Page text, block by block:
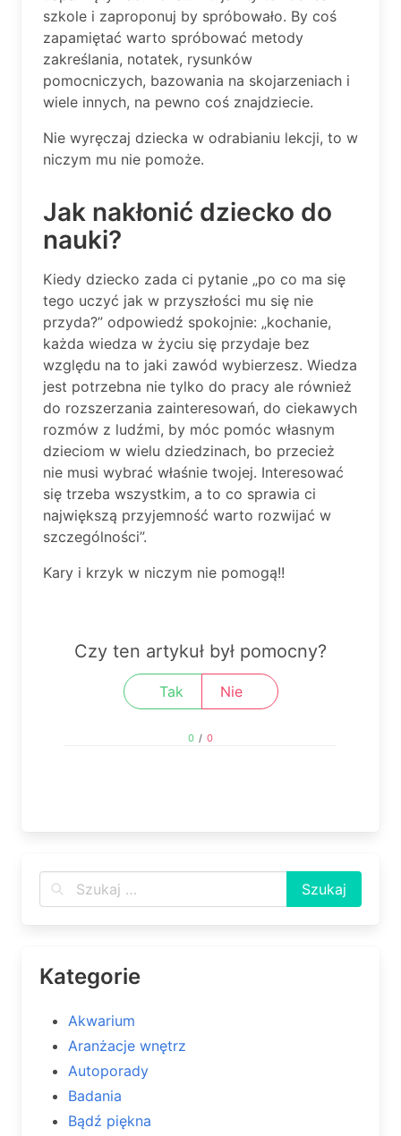
szkole i zaproponuj by spróbowało. By coś
zapamiętać warto spróbować metody
zakreślania, notatek, rysunków
pomocniczych, bazowania na skojarzeniach i
wiele innych, na pewno coś znajdziecie.
Nie wyręczaj dziecka w odrabianiu lekcji, to w
niczym mu nie pomoże.
Jak nakłonić dziecko do
nauki?
Kiedy dziecko zada ci pytanie „po co ma się
tego uczyć jak w przyszłości mu się nie
przyda?” odpowiedź spokojnie: „kochanie,
każda wiedza w życiu się przydaje bez
względu na to jaki zawód wybierzesz. Wiedza
jest potrzebna nie tylko do pracy ale również
do rozszerzania zainteresowań, do ciekawych
rozmów z ludźmi, by móc pomóc własnym
dzieciom w wielu dziedzinach, bo przecież
nie musi wybrać właśnie twojej. Interesować
się trzeba wszystkim, a to co sprawia ci
największą przyjemność warto rozwijać w
szczególności”.
Kary i krzyk w niczym nie pomogą!!
Czy ten artykuł był pomocny?
Tak Nie
0 / 0
Kategorie
Akwarium
Aranżacje wnętrz
Autoporady
Badania
Bądź piękna